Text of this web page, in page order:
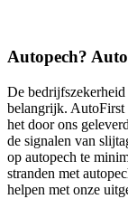
Autopech?
De
belangrijk. AutoFirst
het door ons
de signalen van
op autopech te
stranden met
helpen met onze